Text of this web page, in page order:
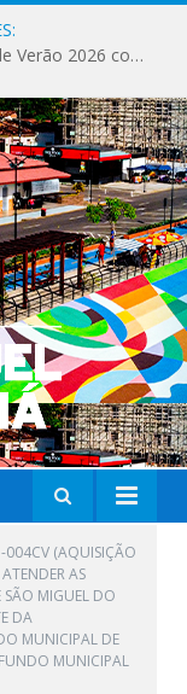
São Miguel do Guamá encerra os Jogos de Verão 2026 com sucesso de público e competições.
004CV (AQUISIÇÃO
AS
SÃO MIGUEL DO
DA
MUNICIPAL DE
MUNICIPAL